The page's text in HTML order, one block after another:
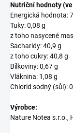
Nutriční hodnoty
Energická hodnota:
Tuky: 0,08 g
z toho nasycené
Sacharidy: 40,9 g
z toho cukry: 40,8 g
Bílkoviny: 0,67 g
Vláknina: 1,08 g
Chlorid sodný (sůl):
Výrobce:
Nature Notea s.r.o.,